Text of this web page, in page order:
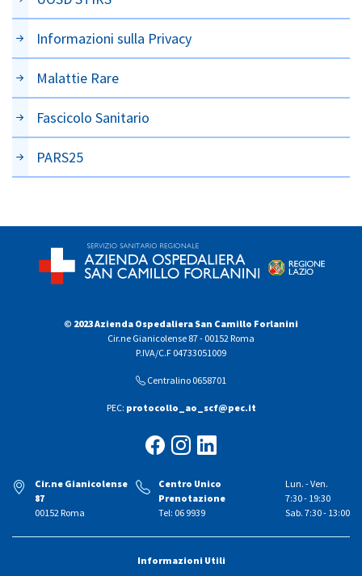
Informazioni sulla Privacy
Malattie Rare
Fascicolo Sanitario
PARS25
© 2023 Azienda Ospedaliera San Camillo Forlanini
Cir.ne Gianicolense 87 - 00152 Roma
P.IVA/C.F 04733051009
Centralino 0658701
PEC: protocollo_ao_scf@pec.it
Cir.ne Gianicolense
87
00152 Roma
Centro Unico
Prenotazione
Tel: 06 9939
Lun. - Ven.
7:30 - 19:30
Sab. 7:30 - 13:00
Informazioni Utili